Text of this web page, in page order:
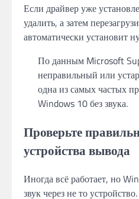
Если драйвер уже
удалить, а затем
автоматически установит
По данным Microsoft
неправильный или
одна из самых частых
Windows 10 без звука.
Проверьте
устройства вывода
Иногда всё работает, но
звук через не то устройство.